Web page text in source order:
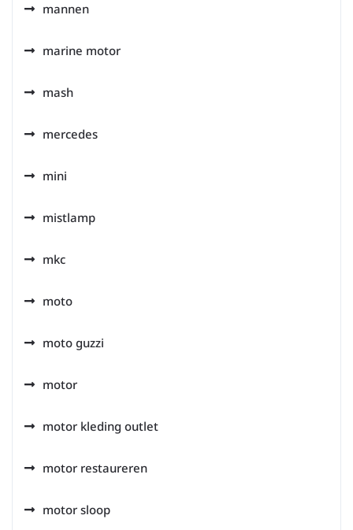
mannen
marine motor
mash
mercedes
mini
mistlamp
mkc
moto
moto guzzi
motor
motor kleding outlet
motor restaureren
motor sloop